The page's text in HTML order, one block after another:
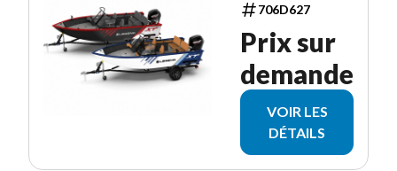
706D627
Prix sur
demande
VOIR LES
DÉTAILS